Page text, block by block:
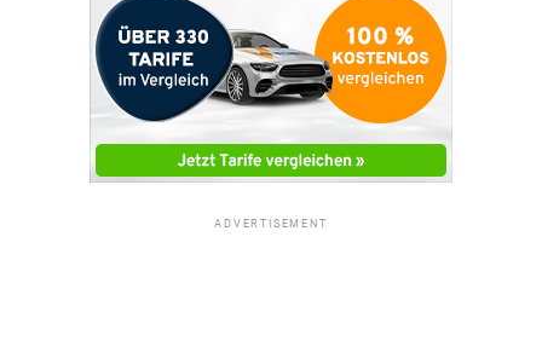
ADVERTISEMENT